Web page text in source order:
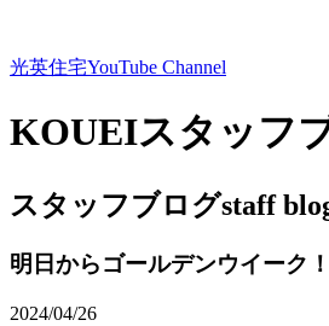
光英住宅YouTube Channel
KOUEIスタッフ
スタッフブログstaff
明日からゴールデンウイーク！
2024/04/26